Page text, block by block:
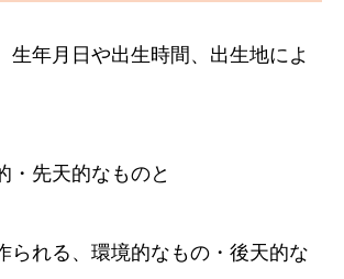
生年月日や出生時間、出生地によ
・先天的なものと
られる、環境的なもの・後天的な